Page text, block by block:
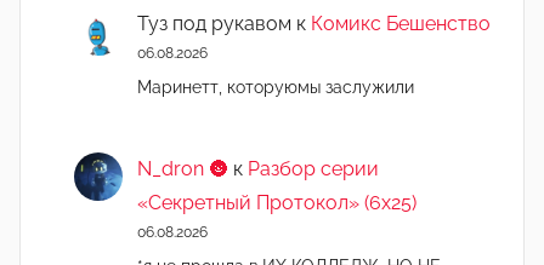
Туз под рукавом к Комикс Бешенство
06.08.2026
Маринетт, которуюмы заслужили
N_dron 🌚 к Разбор серии
«Секретный Протокол» (6х25)
06.08.2026